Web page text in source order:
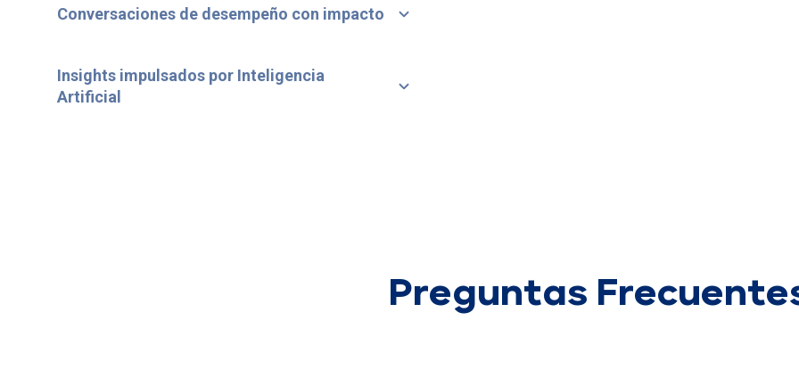
Conversaciones de desempeño con impacto
Insights impulsados por Inteligencia
Artificial
Preguntas